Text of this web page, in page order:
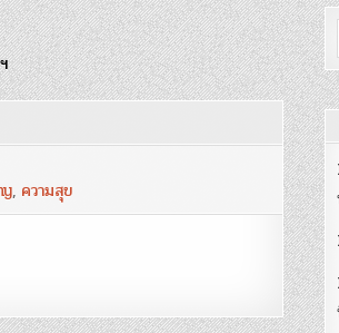
, ความสุข